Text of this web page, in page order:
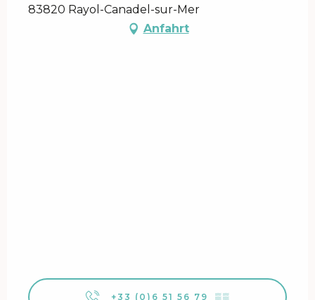
83820 Rayol-Canadel-sur-Mer
Anfahrt
+33 (0)6 51 56 79 ▒▒